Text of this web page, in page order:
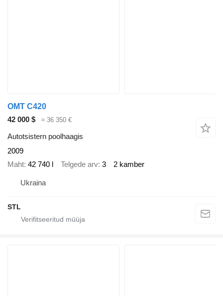
OMT C420
42 000 $
≈ 36 350 €
Autotsistern poolhaagis
2009
Maht 42 740 l Telgede arv 3 2 kamber
Ukraina
STL